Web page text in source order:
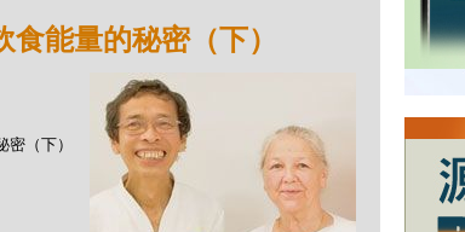
食能量的秘密（下）
（下）